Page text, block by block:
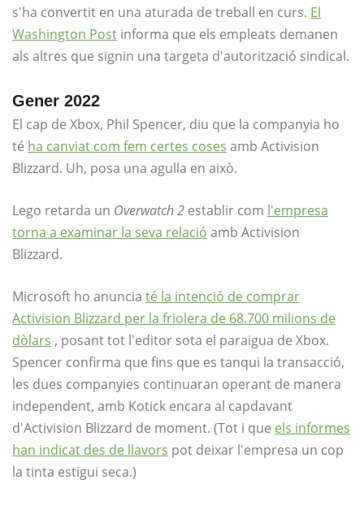
s'ha convertit en una aturada de treball en curs. El
Washington Post informa que els empleats demanen
als altres que signin una targeta d'autorització sindical.
Gener 2022
El cap de Xbox, Phil Spencer, diu que la companyia ho
té ha canviat com fem certes coses amb Activision
Blizzard. Uh, posa una agulla en això.
Lego retarda un Overwatch 2 establir com l'empresa
torna a examinar la seva relació amb Activision
Blizzard.
Microsoft ho anuncia té la intenció de comprar
Activision Blizzard per la friolera de 68.700 milions de
dòlars , posant tot l'editor sota el paraigua de Xbox.
Spencer confirma que fins que es tanqui la transacció,
les dues companyies continuaran operant de manera
independent, amb Kotick encara al capdavant
d'Activision Blizzard de moment. (Tot i que els informes
han indicat des de llavors pot deixar l'empresa un cop
la tinta estigui seca.)